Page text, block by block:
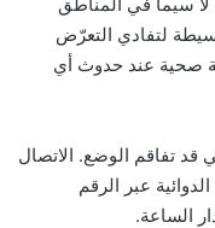
بسيطة لتفادي التعرّض
صحية عند حدوث أي
قد تفاقم الوضع. الاتصال
عبر الرقم